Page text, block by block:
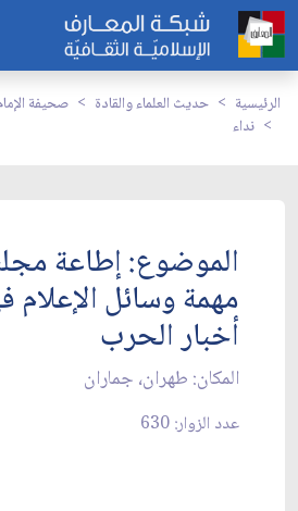
الرئيسية حديث العلماء والقادة صحيفة
نداء
الموضوع: إطاعة
مهمة وسائل الإعلام
أخبار الحرب
المكان: طهران، جماران‏
عدد الزوار: 630